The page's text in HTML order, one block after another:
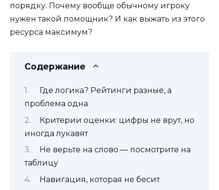
порядку. Почему вообще обычному игроку
нужен такой помощник? И как выжать из этого
ресурса максимум?
Содержание
Где логика? Рейтинги разные, а
проблема одна
Критерии оценки: цифры не врут, но
иногда лукавят
Не верьте на слово — посмотрите на
таблицу
Навигация, которая не бесит